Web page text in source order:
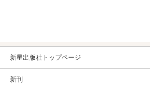
新星出版社トップページ
新刊